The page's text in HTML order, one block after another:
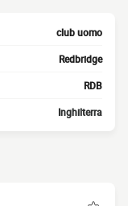
club uomo
Redbridge
RDB
Inghilterra